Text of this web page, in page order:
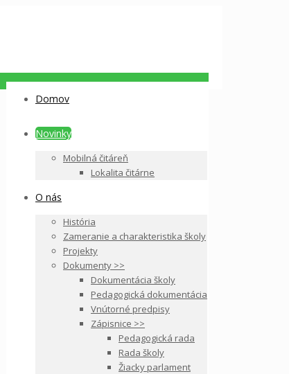
Domov
Novinky
Mobilná čitáreň
Lokalita čitárne
O nás
História
Zameranie a charakteristika školy
Projekty
Dokumenty >>
Dokumentácia školy
Pedagogická dokumentácia
Vnútorné predpisy
Zápisnice >>
Pedagogická rada
Rada školy
Žiacky parlament